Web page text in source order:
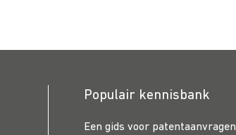
Populair kennisbank
Een gids voor patentaanvragen